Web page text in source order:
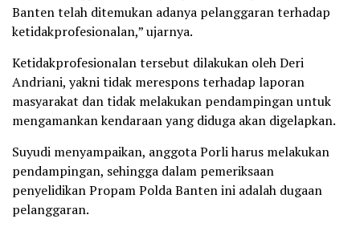
Banten telah ditemukan adanya pelanggaran terhadap
ketidakprofesionalan,” ujarnya.
Ketidakprofesionalan tersebut dilakukan ‎oleh Deri
Andriani, yakni tidak merespons terhadap laporan
masyarakat dan tidak melakukan pendampingan untuk
mengamankan kendaraan yang diduga akan digelapkan.
Suyudi menyampaikan, anggota Porli harus ‎melakukan
pendampingan, sehingga dalam pemeriksaan
penyelidikan Propam Polda Banten ini adalah dugaan
pelanggaran.